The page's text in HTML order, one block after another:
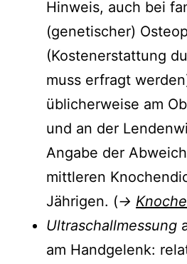
Hinweis, auch bei
(genetischer)
(Kostenerstattung
muss erfragt
üblicherweise am
und an der
Angabe der
mittleren
Jährigen. (→
Ultraschallmessung
am Handgelenk: